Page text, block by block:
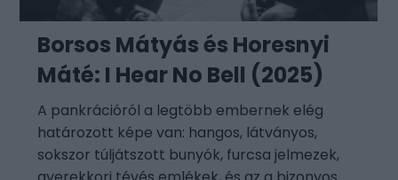
Borsos Mátyás és Horesnyi
Máté: I Hear No Bell (2025)
A pankrációról a legtöbb embernek elég
határozott képe van: hangos, látványos,
sokszor túljátszott bunyók, furcsa jelmezek,